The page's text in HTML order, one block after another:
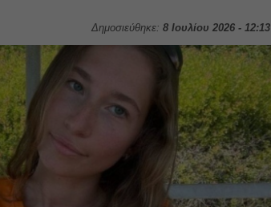
Δημοσιεύθηκε: 8 Ιουλίου 2026 - 12:13